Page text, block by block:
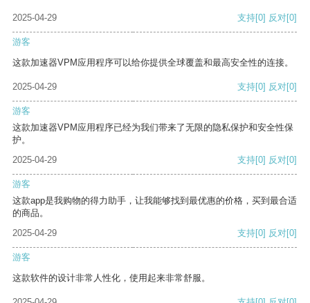
2025-04-29 支持[0] 反对[0]
游客
这款加速器VPM应用程序可以给你提供全球覆盖和最高安全性的连接。
2025-04-29 支持[0] 反对[0]
游客
这款加速器VPM应用程序已经为我们带来了无限的隐私保护和安全性保
护。
2025-04-29
支持[0] 反对[0]
游客
这款app是我购物的得力助手，让我能够找到最优惠的价格，买到最合适
的商品。
2025-04-29
支持[0] 反对[0]
游客
这款软件的设计非常人性化，使用起来非常舒服。